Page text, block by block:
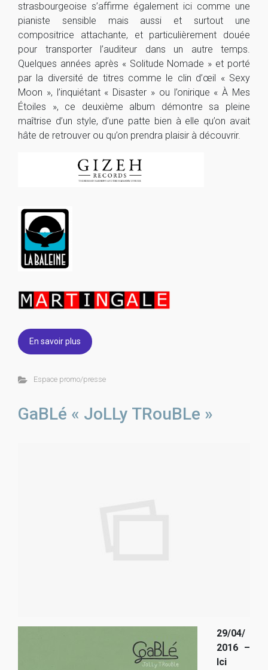
strasbourgeoise s’affirme également ici comme une
pianiste sensible mais aussi et surtout une
compositrice attachante, et particulièrement douée
pour transporter l’auditeur dans un autre temps.
Quelques années après « Solitude Nomade » et porté
par la diversité de titres comme le clin d’œil « Sexy
Moon », l’inquiétant « Disaster » ou l’onirique « À Mes
Étoiles », ce deuxième album démontre sa pleine
maîtrise d’un style, d’une patte bien à elle qu’on avait
hâte de retrouver ou qu’on prendra plaisir à découvrir.
En savoir plus
Espace promo/presse
GaBLé « JoLLy TRouBLe »
29/04/
2016 –
Ici